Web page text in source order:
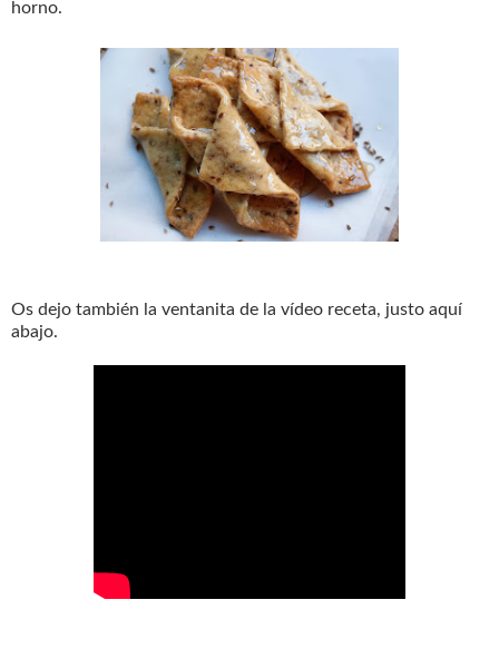
horno.
Os dejo también la ventanita de la vídeo receta, justo aquí
abajo.